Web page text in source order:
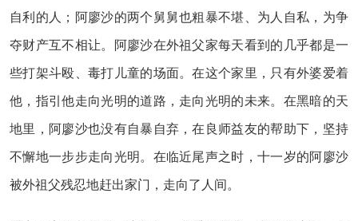
自利的人；阿廖沙的两个舅舅也粗暴不堪、为人自私，为争
夺财产互不相让。阿廖沙在外祖父家每天看到的几乎都是一
些打架斗殴、毒打儿童的场面。在这个家里，只有外婆爱着
他，指引他走向光明的道路，走向光明的未来。在黑暗的天
地里，阿廖沙也没有自暴自弃，在良师益友的帮助下，坚持
不懈地一步步走向光明。在临近尾声之时，十一岁的阿廖沙
被外祖父残忍地赶出家门，走向了人间。